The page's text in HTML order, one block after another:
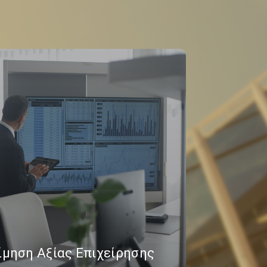
Αξίας Επιχείρησης